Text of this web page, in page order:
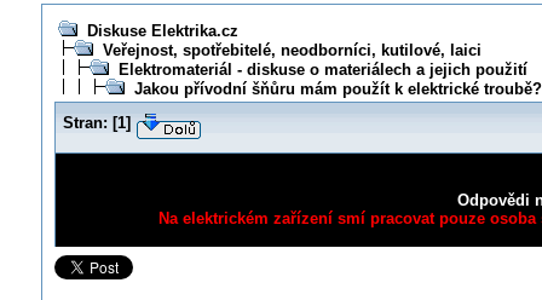
Diskuse Elektrika.cz
Veřejnost, spotřebitelé, neodborníci, kutilové, laici
Elektromateriál - diskuse o materiálech a jejich použití
Jakou přívodní šňůru mám použít k elektrické troubě?
Stran: [1]
Odpovědi
Na elektrickém zařízení smí pracovat pouze